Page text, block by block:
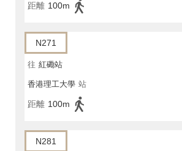
距離 100m
N271
往 紅磡站
香港理工大學 站
距離 100m
N281